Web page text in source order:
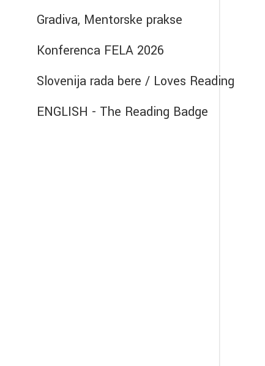
Gradiva, Mentorske prakse
Konferenca FELA 2026
Slovenija rada bere / Loves Reading
ENGLISH - The Reading Badge